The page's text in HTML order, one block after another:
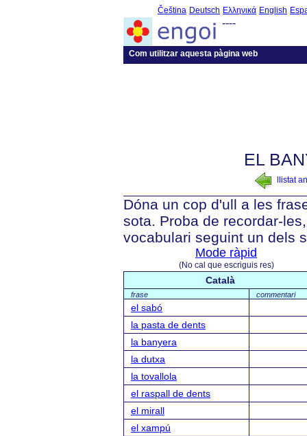
Čeština Deutsch Ελληνικά English
----
Com utilitzar aquesta pàgina web
EL
llistat
Dóna un cop d'ull a les
sota. Proba de recordar-
vocabulari seguint un dels
Mode ràpid
(No cal que escriguis res)
Català
frase commentari
el sabó
la pasta de dents
la banyera
la dutxa
la tovallola
el raspall de dents
el mirall
el xampú